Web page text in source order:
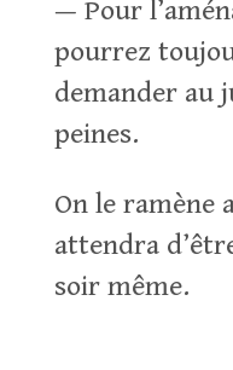
— Pour
pourrez
demander au
peines.
On le ramène
attendra
soir même.